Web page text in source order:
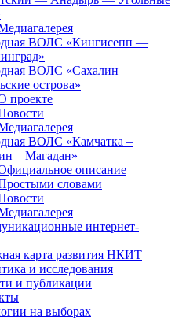
ВОЛС «Кингисепп —
ВОЛС «Сахалин –
острова»
проекте
ВОЛС «Камчатка –
– Магадан»
описание
словами
интернет-
карта развития НКИТ
и исследования
и публикации
на выборах